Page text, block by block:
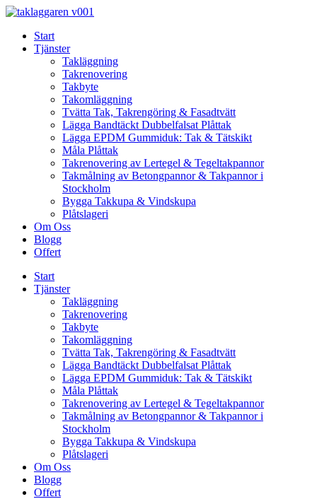
Skip
contentStart
Tjänster
Takläggning
Takrenovering
Takbyte
Takomläggning
Tvätta Tak, Takrengöring & Fasadtvätt
Lägga Bandtäckt Dubbelfalsat Plåttak
Lägga EPDM Gummiduk: Tak & Tätskikt
Måla Plåttak
Takrenovering av Lertegel & Tegeltakpannor
Takmålning av Betongpannor & Takpannor i
Stockholm
Bygga Takkupa & Vindskupa
Plåtslageri
Om Oss
Blogg
Offert
Start
Tjänster
Takläggning
Takrenovering
Takbyte
Takomläggning
Tvätta Tak, Takrengöring & Fasadtvätt
Lägga Bandtäckt Dubbelfalsat Plåttak
Lägga EPDM Gummiduk: Tak & Tätskikt
Måla Plåttak
Takrenovering av Lertegel & Tegeltakpannor
Takmålning av Betongpannor & Takpannor i
Stockholm
Bygga Takkupa & Vindskupa
Plåtslageri
Om Oss
Blogg
Offert